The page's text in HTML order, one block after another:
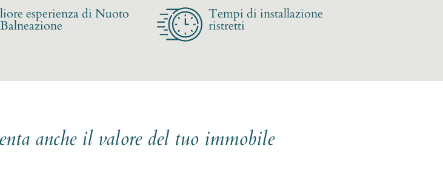
esperienza di Nuoto Tempi di installazione
ristretti
anche il valore del tuo immobile